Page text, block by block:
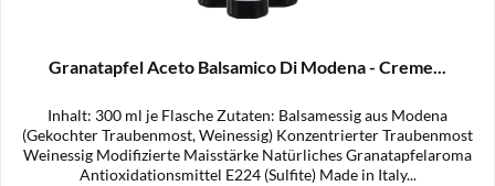
Granatapfel Aceto Balsamico Di Modena - Creme...
Inhalt: 300 ml je Flasche Zutaten: Balsamessig aus Modena
(Gekochter Traubenmost, Weinessig) Konzentrierter Traubenmost
Weinessig Modifizierte Maisstärke Natürliches Granatapfelaroma
Antioxidationsmittel E224 (Sulfite) Made in Italy...